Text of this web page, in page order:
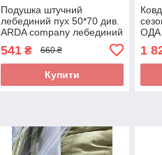
Подушка штучний
лебединий пух 50*70 див.
ARDA company лебединий
пух. Чохол 100% бавовна
541₴ 660 ₴
Купити
ОДА
1